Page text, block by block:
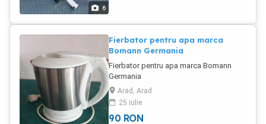
6
Fierbator pentru apa marca
Bomann Germania
Fierbator pentru apa marca Bomann
Germania
Arad, Arad
25 iulie
90 RON